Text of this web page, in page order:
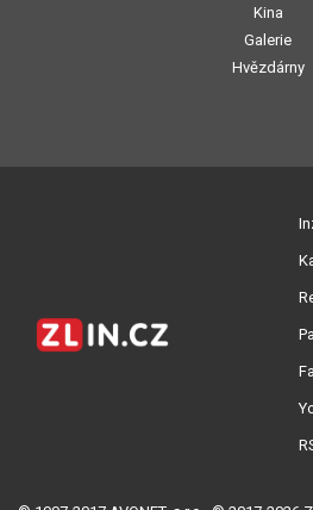
Kina
Galerie
Hvězdárny